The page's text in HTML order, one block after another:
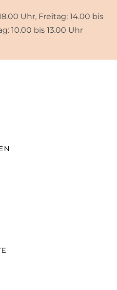
Uhr, Freitag: 14.00 bis
10.00 bis 13.00 Uhr